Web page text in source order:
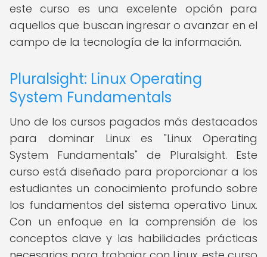
este curso es una excelente opción para
aquellos que buscan ingresar o avanzar en el
campo de la tecnología de la información.
Pluralsight: Linux Operating
System Fundamentals
Uno de los cursos pagados más destacados
para dominar Linux es "Linux Operating
System Fundamentals" de Pluralsight. Este
curso está diseñado para proporcionar a los
estudiantes un conocimiento profundo sobre
los fundamentos del sistema operativo Linux.
Con un enfoque en la comprensión de los
conceptos clave y las habilidades prácticas